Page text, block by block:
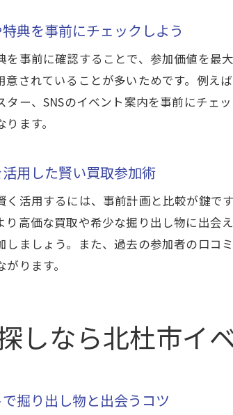
北杜市イベン
季節イベント
北杜市の季節
明日も楽しめる北
明日も楽しめ
北杜市買取イ
2025年の買取
北杜市イベン
北杜市イベン
典を事前にチェックしよう
を事前に確認することで、参加価値を
意されていることが多いためです。例
ー、SNSのイベント案内を事前にチェ
ます。
用した賢い買取参加術
く活用するには、事前計画と比較が鍵で
り高価な買取や希少な掘り出し物に出
しましょう。また、過去の参加者の口コ
ります。
しなら北杜市イ
掘り出し物と出会うコツ